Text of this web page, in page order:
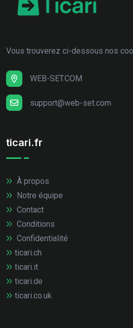
Vous trouverez ci-dessous nos
WEB-SET.COM
support@web-set.com
ticari.fr
À propos
Notre équipe
Contact
Conditions
Confidentialité
ticari.ch
ticari.it
ticari.de
ticari.co.uk